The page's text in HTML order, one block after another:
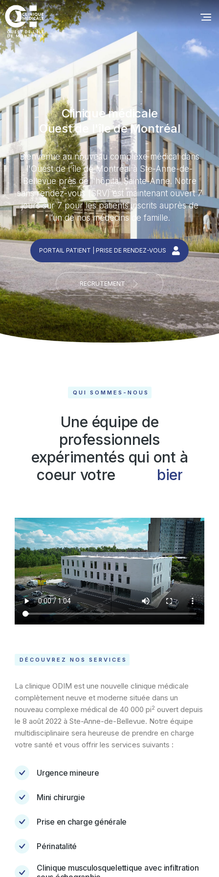
Clinique médicale
Ouest de l'île de Montréal
Bienvenue au nouveau complexe médical dans
l'Ouest de l'île de Montréal à Ste-Anne-de-
Bellevue près de l'hôpital Sainte-Anne. Notre
sans rendez-vous (SRV) est maintenant ouvert 7
jours sur 7 pour les patients inscrits auprès de
l’un de nos médecins de famille.
PORTAIL PATIENT | PRISE DE RENDEZ-VOUS
RECRUTEMENT
QUI SOMMES-NOUS
Une équipe de
professionnels
expérimentés qui ont à
coeur votre
bien
DÉCOUVREZ NOS SERVICES
La clinique ODIM est une nouvelle clinique médicale
complètement neuve et moderne située dans un
nouveau complexe médical de 40 000 pi2 ouvert depuis
le 8 août 2022 à Ste-Anne-de-Bellevue. Notre équipe
multidisciplinaire sera heureuse de prendre en charge
votre santé et vous offrir les services suivants :
Urgence mineure
Mini chirurgie
Prise en charge générale
Périnatalité
Clinique musculosquelettique avec infiltration